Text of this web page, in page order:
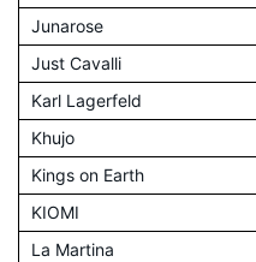
Junarose
Just Cavalli
Karl Lagerfeld
Khujo
Kings on Earth
KIOMI
La Martina